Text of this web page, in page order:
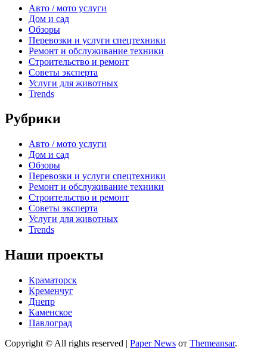
Авто / мото услуги
Дом и сад
Обзоры
Перевозки и услуги спецтехники
Ремонт и обслуживание техники
Строительство и ремонт
Советы эксперта
Услуги для животных
Trends
Рубрики
Авто / мото услуги
Дом и сад
Обзоры
Перевозки и услуги спецтехники
Ремонт и обслуживание техники
Строительство и ремонт
Советы эксперта
Услуги для животных
Trends
Наши проекты
Краматорск
Кременчуг
Днепр
Каменское
Павлоград
Copyright © All rights reserved | Paper News от Themeansar.